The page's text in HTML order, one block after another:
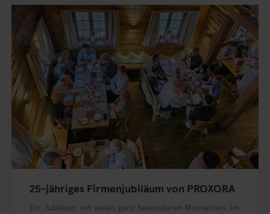
25-jähriges Firmenjubiläum von PROXORA
Ein Jubiläum mit vielen ganz besonderen Momenten. Im